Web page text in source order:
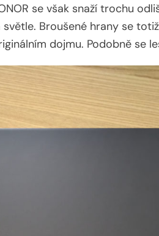
se však snaží trochu
Broušené hrany se
dojmu. Podobně se